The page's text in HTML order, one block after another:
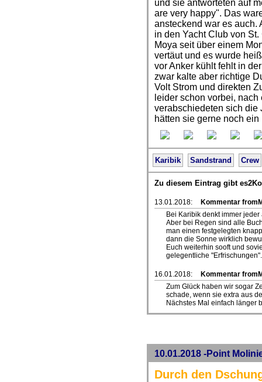
und sie antworteten auf
are very happy". Das
ansteckend war es auch.
in den Yacht Club von
Moya seit über einem
vertäut und es wurde
vor Anker kühlt fehlt in
zwar kalte aber richtige
Volt Strom und direkten
leider schon vorbei,
verabschiedeten sich die
hätten sie gerne noch
Karibik Sandstrand Crew
Zu diesem Eintrag gibt
13.01.2018:
Kommentar
Bei Karibik denkt immer
Aber bei Regen sind alle
man einen festgelegten
dann die Sonne wirklich
Euch weiterhin sooft und
gelegentliche "Erfrischungen".
16.01.2018:
Kommentar
Zum Glück haben wir sogar
schade, wenn sie extra aus
Nächstes Mal einfach länger
10.01.2018 -Point
Durch den